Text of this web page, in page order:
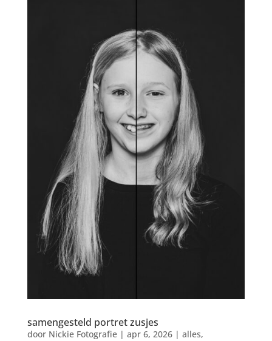
samengesteld portret zusjes
door Nickie Fotografie| apr 6, 2026| alles,